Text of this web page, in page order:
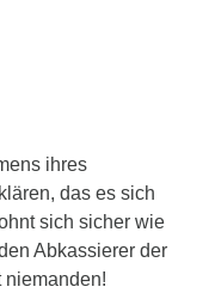
ihres
das es sich
sich sicher wie
Abkassierer der
niemanden!